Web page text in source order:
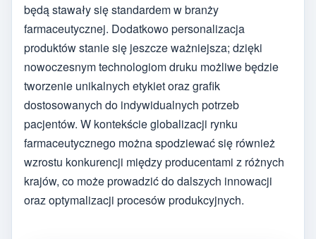
będą stawały się standardem w branży
farmaceutycznej. Dodatkowo personalizacja
produktów stanie się jeszcze ważniejsza; dzięki
nowoczesnym technologiom druku możliwe będzie
tworzenie unikalnych etykiet oraz grafik
dostosowanych do indywidualnych potrzeb
pacjentów. W kontekście globalizacji rynku
farmaceutycznego można spodziewać się również
wzrostu konkurencji między producentami z różnych
krajów, co może prowadzić do dalszych innowacji
oraz optymalizacji procesów produkcyjnych.